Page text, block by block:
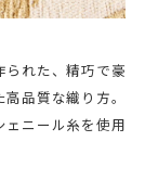
られた、精巧で豪
品質な織り方。
ェニール糸を使用